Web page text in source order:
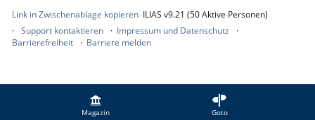
Magazin Goto
Link in Zwischenablage kopieren ILIAS v9.21 (50 Aktive Personen)
Support kontaktieren
Impressum und Datenschutz
Barrierefreiheit
Barriere melden